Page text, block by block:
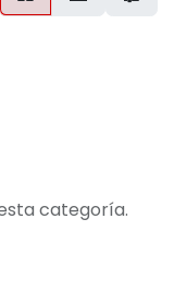
categoría.